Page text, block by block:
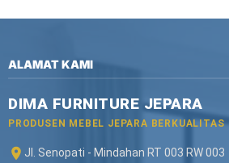
ALAMAT KAMI
DIMA FURNITURE JEPARA
PRODUSEN MEBEL JEPARA BERKUALITAS
Jl. Senopati - Mindahan RT 003 RW 003